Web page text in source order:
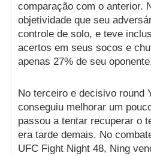
comparação com o anterior.
objetividade que seu
controle de solo, e teve
acertos em seus socos e
apenas 27% de seu
No terceiro e decisivo round
conseguiu melhorar um
passou a tentar recuperar o
era tarde demais. No
UFC Fight Night 48, Ning